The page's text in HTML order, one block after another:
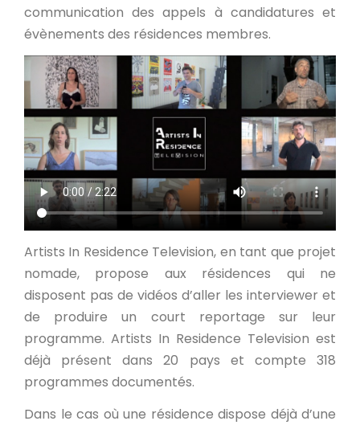
communication des appels à candidatures et
évènements des résidences membres.
Artists In Residence Television, en tant que projet
nomade, propose aux résidences qui ne
disposent pas de vidéos d’aller les interviewer et
de produire un court reportage sur leur
programme. Artists In Residence Television est
déjà présent dans 20 pays et compte 318
programmes documentés.
Dans le cas où une résidence dispose déjà d’une